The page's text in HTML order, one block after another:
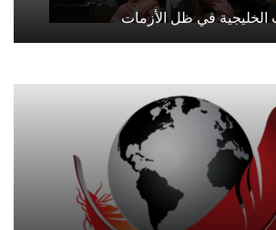
الخليجية في ظل الأزمات